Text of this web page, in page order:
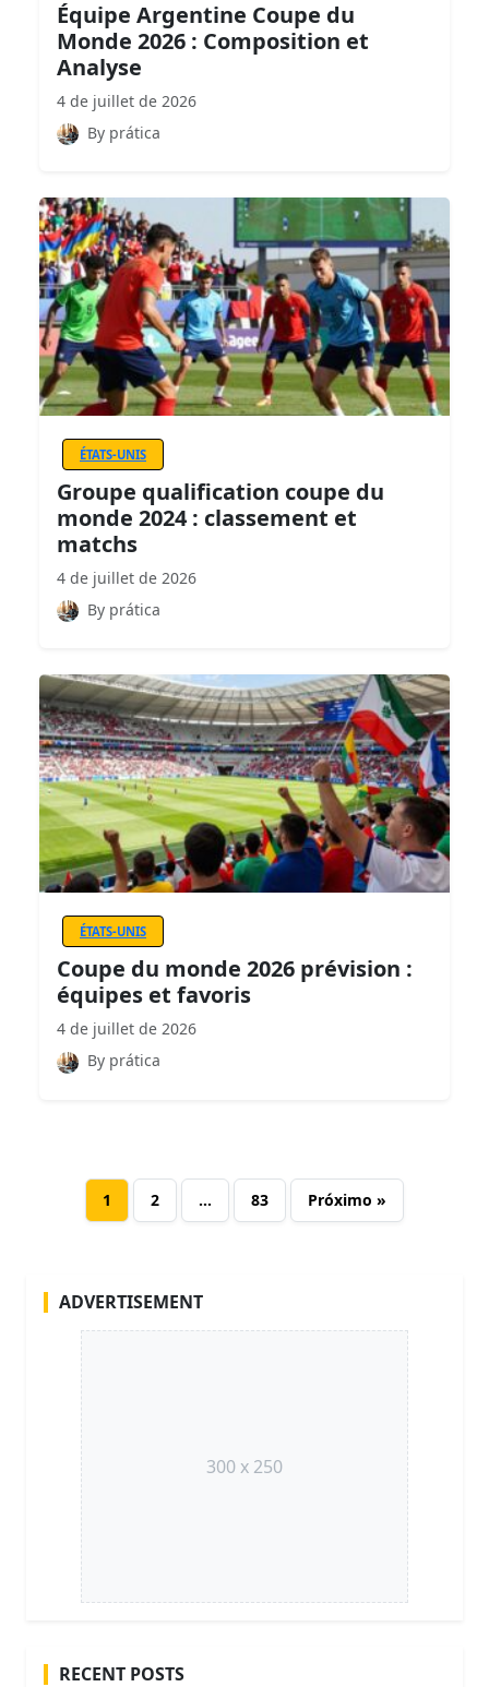
Équipe Argentine Coupe du
Monde 2026 : Composition et
Analyse
4 de juillet de 2026
By prática
ÉTATS-UNIS
Groupe qualification coupe du
monde 2024 : classement et
matchs
4 de juillet de 2026
By prática
ÉTATS-UNIS
Coupe du monde 2026 prévision :
équipes et favoris
4 de juillet de 2026
By prática
1 2 … 83 Próximo »
ADVERTISEMENT
300 x 250
RECENT POSTS